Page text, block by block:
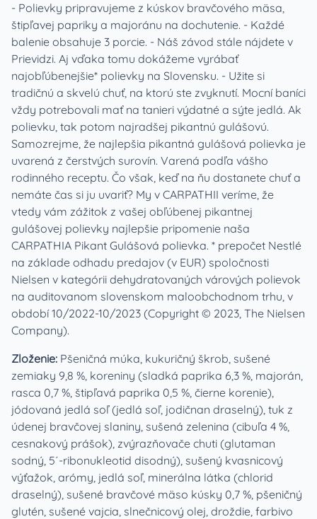
- Polievky pripravujeme z kúskov bravčového mäsa,
štipľavej papriky a majoránu na dochutenie. - Každé
balenie obsahuje 3 porcie. - Náš závod stále nájdete v
Prievidzi. Aj vďaka tomu dokážeme vyrábať
najobľúbenejšie* polievky na Slovensku. - Užite si
tradičnú a skvelú chuť, na ktorú ste zvyknutí. Mocní baníci
vždy potrebovali mať na tanieri výdatné a sýte jedlá. Ak
polievku, tak potom najradšej pikantnú gulášovú.
Samozrejme, že najlepšia pikantná gulášová polievka je
uvarená z čerstvých surovín. Varená podľa vášho
rodinného receptu. Čo však, keď na ňu dostanete chuť a
nemáte čas si ju uvariť? My v CARPATHII veríme, že
vtedy vám zážitok z vašej obľúbenej pikantnej
gulášovej polievky najlepšie pripomenie naša
CARPATHIA Pikant Gulášová polievka. * prepočet Nestlé
na základe odhadu predajov (v EUR) spoločnosti
Nielsen v kategórii dehydratovaných várových polievok
na auditovanom slovenskom maloobchodnom trhu, v
období 10/2022-10/2023 (Copyright © 2023, The Nielsen
Company).
Zloženie: Pšeničná múka, kukuričný škrob, sušené
zemiaky 9,8 %, koreniny (sladká paprika 6,3 %, majorán,
rasca 0,7 %, štipľavá paprika 0,5 %, čierne korenie),
jódovaná jedlá soľ (jedlá soľ, jodičnan draselný), tuk z
údenej bravčovej slaniny, sušená zelenina (cibuľa 4 %,
cesnakový prášok), zvýrazňovače chuti (glutaman
sodný, 5´-ribonukleotid disodný), sušený kvasnicový
výťažok, arómy, jedlá soľ, minerálna látka (chlorid
draselný), sušené bravčové mäso kúsky 0,7 %, pšeničný
glutén, sušené vajcia, slnečnicový olej, droždie, farbivo